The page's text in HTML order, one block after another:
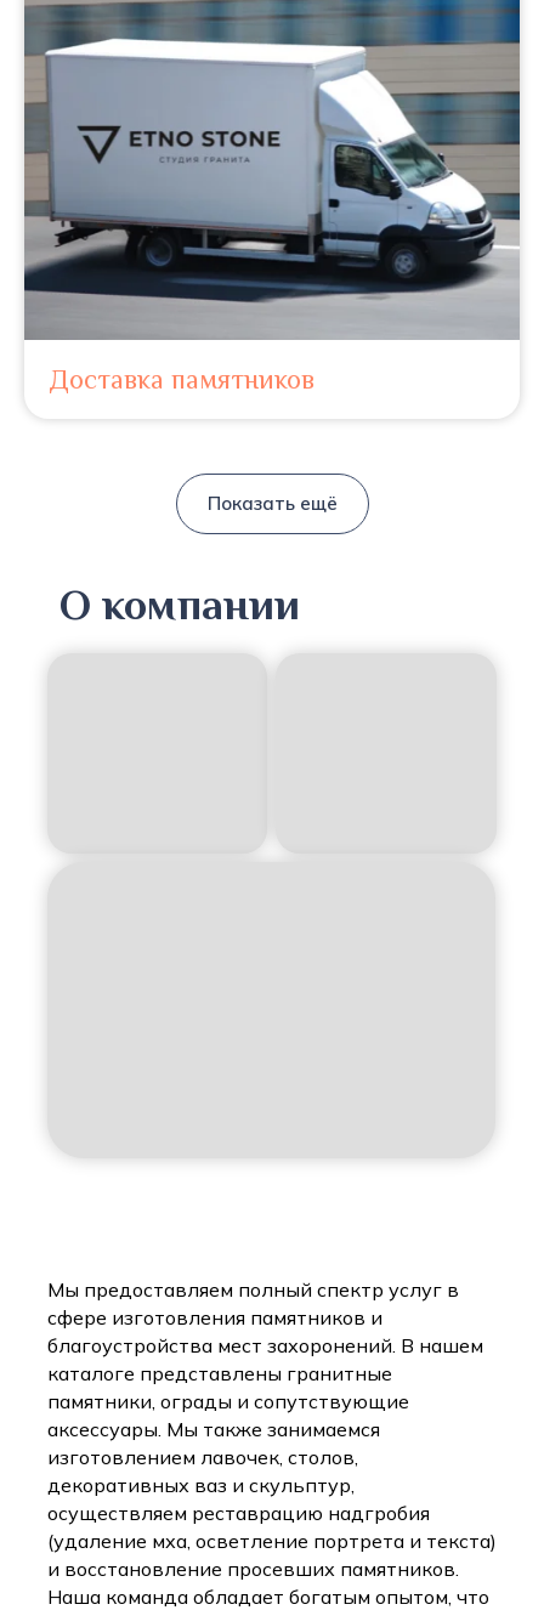
Доставка памятников
Показать ещё
Мы предоставляем полный спектр услуг в
сфере изготовления памятников и
благоустройства мест захоронений. В нашем
каталоге представлены гранитные
памятники, ограды и сопутствующие
аксессуары. Мы также занимаемся
изготовлением лавочек, столов,
декоративных ваз и скульптур,
осуществляем реставрацию надгробия
(удаление мха, осветление портрета и текста)
и восстановление просевших памятников.
Наша команда обладает богатым опытом, что
О компании